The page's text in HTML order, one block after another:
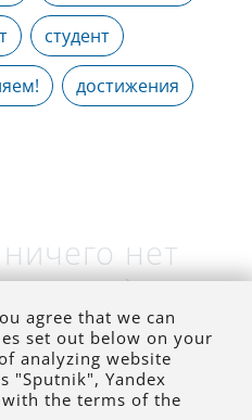
студент
достижения
нет
время)
agree that we can
set out below on your
analyzing website
"Sputnik", Yandex
the terms of the